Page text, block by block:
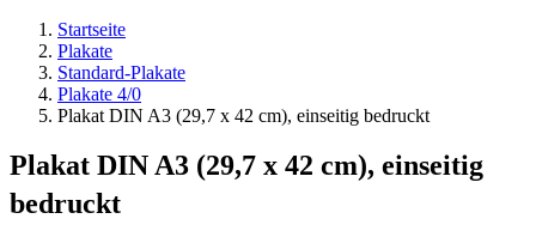
Startseite
Plakate
Standard-Plakate
Plakate 4/0
Plakat DIN A3 (29,7 x 42 cm), einseitig bedruckt
Plakat DIN A3 (29,7 x 42 cm), einseitig
bedruckt